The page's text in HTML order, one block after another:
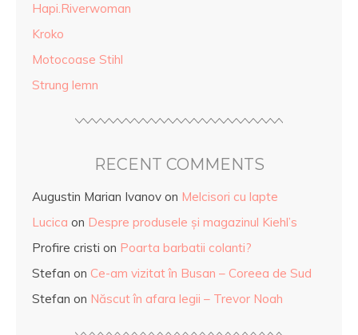
Hapi.Riverwoman
Kroko
Motocoase Stihl
Strung lemn
RECENT COMMENTS
Augustin Marian Ivanov on Melcisori cu lapte
Lucica on Despre produsele și magazinul Kiehl’s
Profire cristi on Poarta barbatii colanti?
Stefan on Ce-am vizitat în Busan – Coreea de Sud
Stefan on Născut în afara legii – Trevor Noah